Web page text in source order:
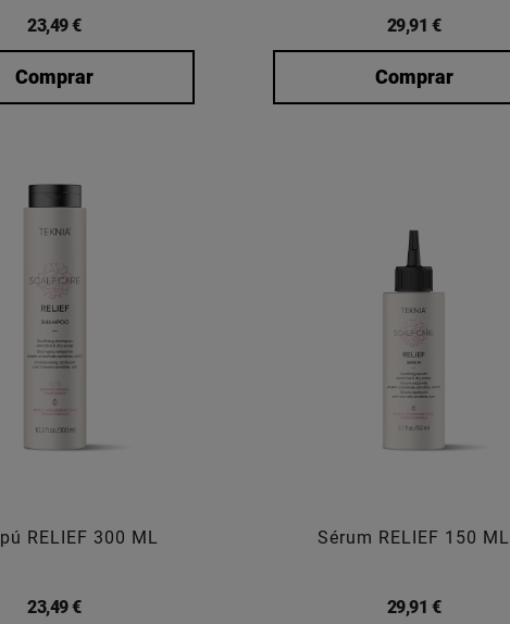
23,49 €
Comprar
29,91 €
Comprar
RELIEF 300 ML
23,49 €
Sérum RELIEF 150 ML
29,91 €